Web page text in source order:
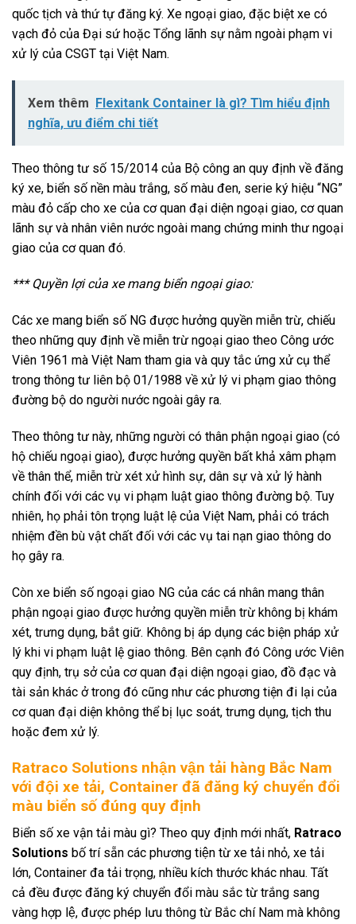
quốc tịch và thứ tự đăng ký. Xe ngoại giao, đặc biệt xe có
vạch đỏ của Đại sứ hoặc Tổng lãnh sự nằm ngoài phạm vi
xử lý của CSGT tại Việt Nam.
Xem thêm Flexitank Container là gì? Tìm hiểu định
nghĩa, ưu điểm chi tiết
Theo thông tư số 15/2014 của Bộ công an quy định về đăng
ký xe, biển số nền màu trắng, số màu đen, serie ký hiệu “NG”
màu đỏ cấp cho xe của cơ quan đại diện ngoại giao, cơ quan
lãnh sự và nhân viên nước ngoài mang chứng minh thư ngoại
giao của cơ quan đó.
*** Quyền lợi của xe mang biển ngoại giao:
Các xe mang biển số NG được hưởng quyền miễn trừ, chiếu
theo những quy định về miễn trừ ngoại giao theo Công ước
Viên 1961 mà Việt Nam tham gia và quy tắc ứng xử cụ thể
trong thông tư liên bộ 01/1988 về xử lý vi phạm giao thông
đường bộ do người nước ngoài gây ra.
Theo thông tư này, những người có thân phận ngoại giao (có
hộ chiếu ngoại giao), được hưởng quyền bất khả xâm phạm
về thân thể, miễn trừ xét xử hình sự, dân sự và xử lý hành
chính đối với các vụ vi phạm luật giao thông đường bộ. Tuy
nhiên, họ phải tôn trọng luật lệ của Việt Nam, phải có trách
nhiệm đền bù vật chất đối với các vụ tai nạn giao thông do
họ gây ra.
Còn xe biển số ngoại giao NG của các cá nhân mang thân
phận ngoại giao được hưởng quyền miễn trừ không bị khám
xét, trưng dụng, bắt giữ. Không bị áp dụng các biện pháp xử
lý khi vi phạm luật lệ giao thông. Bên cạnh đó Công ước Viên
quy định, trụ sở của cơ quan đại diện ngoại giao, đồ đạc và
tài sản khác ở trong đó cũng như các phương tiện đi lại của
cơ quan đại diện không thể bị lục soát, trưng dụng, tịch thu
hoặc đem xử lý.
Ratraco Solutions nhận vận tải hàng Bắc Nam
với đội xe tải, Container đã đăng ký chuyển đổi
màu biển số đúng quy định
Biển số xe vận tải màu gì? Theo quy định mới nhất, Ratraco
Solutions bố trí sẵn các phương tiện từ xe tải nhỏ, xe tải
lớn, Container đa tải trọng, nhiều kích thước khác nhau. Tất
cả đều được đăng ký chuyển đổi màu sắc từ trắng sang
vàng hợp lệ, được phép lưu thông từ Bắc chí Nam mà không